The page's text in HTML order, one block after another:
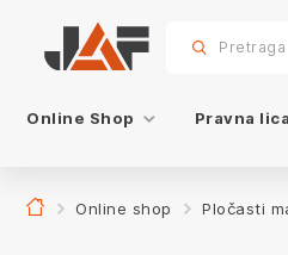
sr.skip-to.main-content
sr.skip-to.table-of-contents
sr.skip-to.main-navigation
Pretraga
Online Shop Pravna lica
Online shop Pločasti